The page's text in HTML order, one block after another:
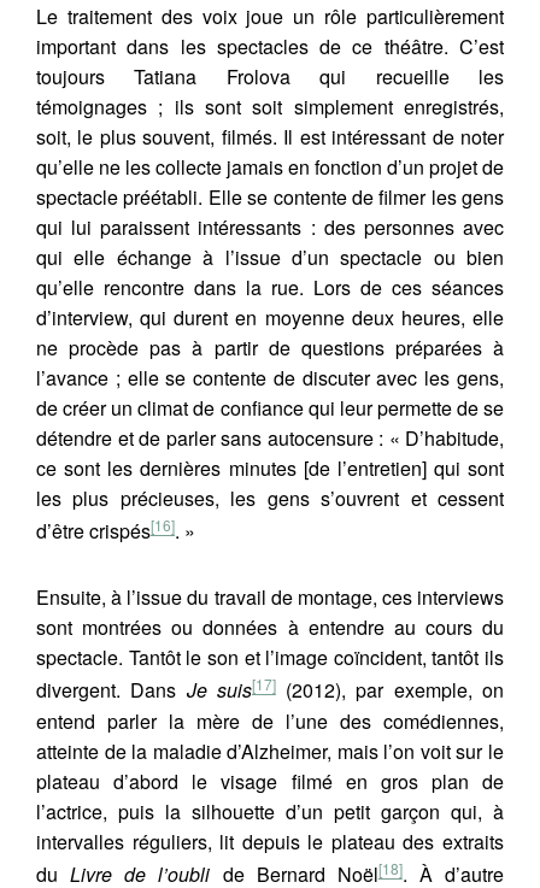
Le traitement des voix joue un rôle particulièrement
important dans les spectacles de ce théâtre. C’est
toujours Tatiana Frolova qui recueille les
témoignages ; ils sont soit simplement enregistrés,
soit, le plus souvent, filmés. Il est intéressant de noter
qu’elle ne les collecte jamais en fonction d’un projet de
spectacle préétabli. Elle se contente de filmer les gens
qui lui paraissent intéressants : des personnes avec
qui elle échange à l’issue d’un spectacle ou bien
qu’elle rencontre dans la rue. Lors de ces séances
d’interview, qui durent en moyenne deux heures, elle
ne procède pas à partir de questions préparées à
l’avance ; elle se contente de discuter avec les gens,
de créer un climat de confiance qui leur permette de se
détendre et de parler sans autocensure : « D’habitude,
ce sont les dernières minutes [de l’entretien] qui sont
les plus précieuses, les gens s’ouvrent et cessent
d’être crispés[16]. »
Ensuite, à l’issue du travail de montage, ces interviews
sont montrées ou données à entendre au cours du
spectacle. Tantôt le son et l’image coïncident, tantôt ils
divergent. Dans Je suis[17](2012), par exemple, on
entend parler la mère de l’une des comédiennes,
atteinte de la maladie d’Alzheimer, mais l’on voit sur le
plateau d’abord le visage filmé en gros plan de
l’actrice, puis la silhouette d’un petit garçon qui, à
intervalles réguliers, lit depuis le plateau des extraits
duLivre de l’oubli de Bernard Noël[18]. À d’autre